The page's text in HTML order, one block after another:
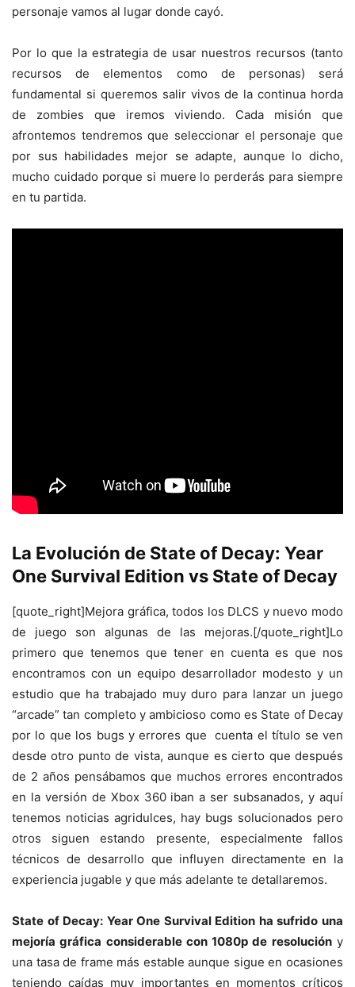
personaje vamos al lugar donde cayó.
Por lo que la estrategia de usar nuestros recursos (tanto
recursos de elementos como de personas) será
fundamental si queremos salir vivos de la continua horda
de zombies que iremos viviendo. Cada misión que
afrontemos tendremos que seleccionar el personaje que
por sus habilidades mejor se adapte, aunque lo dicho,
mucho cuidado porque si muere lo perderás para siempre
en tu partida.
La Evolución de State of Decay: Year
One Survival Edition vs State of Decay
[quote_right]Mejora gráfica, todos los DLCS y nuevo modo
de juego son algunas de las mejoras.[/quote_right]Lo
primero que tenemos que tener en cuenta es que nos
encontramos con un equipo desarrollador modesto y un
estudio que ha trabajado muy duro para lanzar un juego
“arcade” tan completo y ambicioso como es State of Decay
por lo que los bugs y errores que cuenta el título se ven
desde otro punto de vista, aunque es cierto que después
de 2 años pensábamos que muchos errores encontrados
en la versión de Xbox 360 iban a ser subsanados, y aquí
tenemos noticias agridulces, hay bugs solucionados pero
otros siguen estando presente, especialmente fallos
técnicos de desarrollo que influyen directamente en la
experiencia jugable y que más adelante te detallaremos.
State of Decay: Year One Survival Edition ha sufrido una
mejoría gráfica considerable con 1080p de resolucióny
una tasa de frame más estable aunque sigue en ocasiones
teniendo caídas muy importantes en momentos críticos